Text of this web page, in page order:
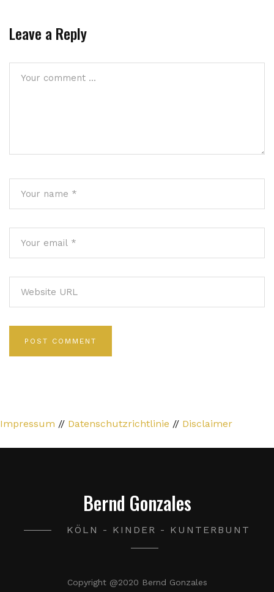
Leave a Reply
Impressum // Datenschutzrichtlinie // Disclaimer
Bernd Gonzales
KÖLN - KINDER - KUNTERBUNT
Copyright @2020 Bernd Gonzales